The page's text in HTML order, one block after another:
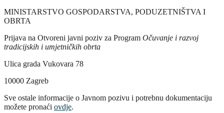
MINISTARSTVO GOSPODARSTVA, PODUZETNIŠTVA I
OBRTA
Prijava na Otvoreni javni poziv za Program Očuvanje i razvoj
tradicijskih i umjetničkih obrta
Ulica grada Vukovara 78
10000 Zagreb
Sve ostale informacije o Javnom pozivu i potrebnu dokumentaciju
možete pronaći ovdje.